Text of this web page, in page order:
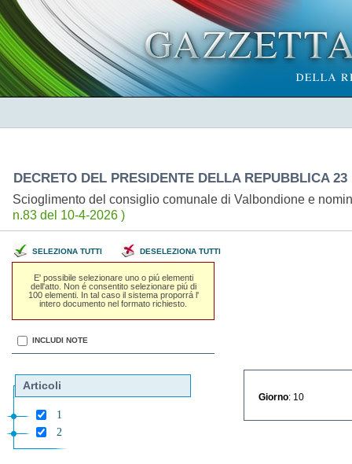
DECRETO DEL PRESIDENTE DELLA REPUBBLICA
Scioglimento del consiglio comunale di Valbondione e
n.83 del 10-4-2026 )
SELEZIONA TUTTI DESELEZIONA TUTTI
E' possibile selezionare uno o piú elementi
dell'atto. Non é consentito selezionare piú di
100 elementi. In tal caso il sistema proporrá l'
intero documento nel formato richiesto.
INCLUDI NOTE
Articoli
1
2
Giorno : 10